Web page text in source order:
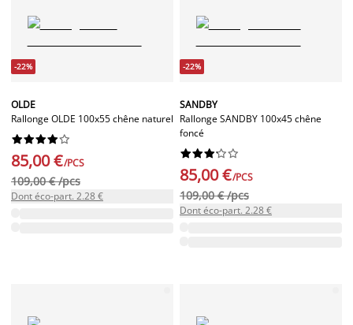
-22%
OLDE
Rallonge OLDE 100x55 chêne naturel






85,00 €/PCS
109,00 € /pcs
Dont éco-part. 2.28 €
-22%
SANDBY
Rallonge SANDBY 100x45 chêne
foncé






85,00 €/PCS
109,00 € /pcs
Dont éco-part. 2.28 €